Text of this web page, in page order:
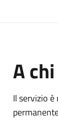
A
Il servizio